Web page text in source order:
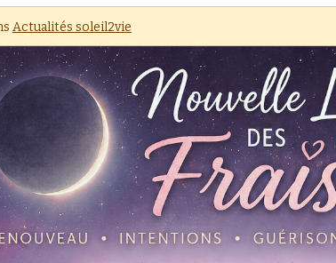
Actualités soleil2vie